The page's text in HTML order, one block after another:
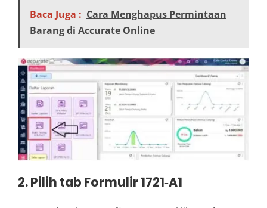
Baca Juga : Cara Menghapus Permintaan
Barang di Accurate Online
2. Pilih tab Formulir 1721‑A1